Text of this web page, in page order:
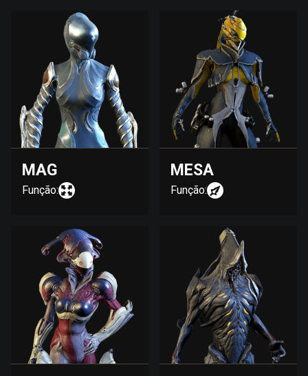
MAG
Função:
MESA
Função: